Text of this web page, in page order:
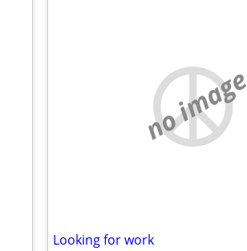
no image
Looking for work